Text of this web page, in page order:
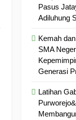
Pasus
Adiluhung
Kemah
SMA
Generasi
Latihan